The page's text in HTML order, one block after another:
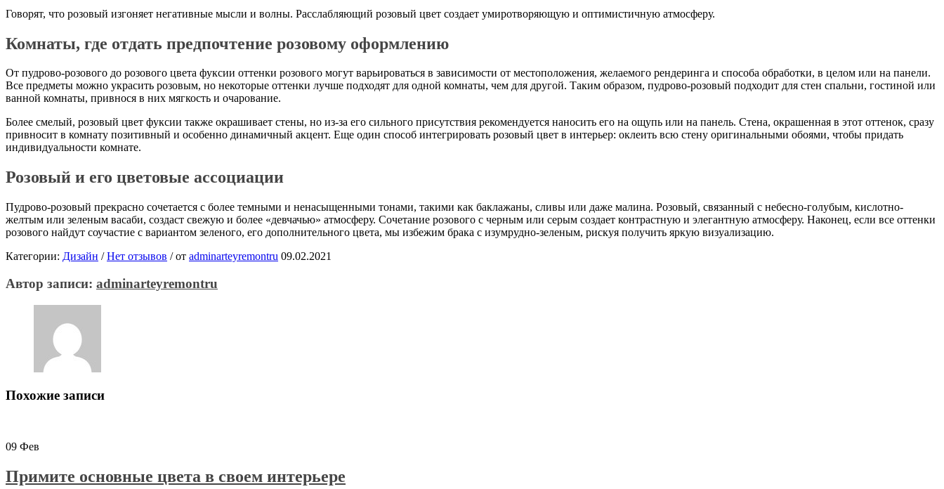
Говорят, что розовый изгоняет негативные мысли и волны. Расслабляющий розовый цвет создает умиротворяющую и оптимистичную атмосферу.
Комнаты, где отдать предпочтение розовому оформлению
От пудрово-розового до розового цвета фуксии оттенки розового могут варьироваться в зависимости от местоположения, желаемого рендеринга и способа обработки, в целом или на панели.
Все предметы можно украсить розовым, но некоторые оттенки лучше подходят для одной комнаты, чем для другой. Таким образом, пудрово-розовый подходит для стен спальни, гостиной или
ванной комнаты, привнося в них мягкость и очарование.
Более смелый, розовый цвет фуксии также окрашивает стены, но из-за его сильного присутствия рекомендуется наносить его на ощупь или на панель. Стена, окрашенная в этот оттенок, сразу
привносит в комнату позитивный и особенно динамичный акцент. Еще один способ интегрировать розовый цвет в интерьер: оклеить всю стену оригинальными обоями, чтобы придать
индивидуальности комнате.
Розовый и его цветовые ассоциации
Пудрово-розовый прекрасно сочетается с более темными и ненасыщенными тонами, такими как баклажаны, сливы или даже малина. Розовый, связанный с небесно-голубым, кислотно-
желтым или зеленым васаби, создаст свежую и более «девчачью» атмосферу. Сочетание розового с черным или серым создает контрастную и элегантную атмосферу. Наконец, если все оттенки
розового найдут соучастие с вариантом зеленого, его дополнительного цвета, мы избежим брака с изумрудно-зеленым, рискуя получить яркую визуализацию.
Категории: Дизайн / Нет отзывов /от adminarteyremontru 09.02.2021
Автор записи: adminarteyremontru
Похожие записи
09 Фев
Примите основные цвета в своем интерьере